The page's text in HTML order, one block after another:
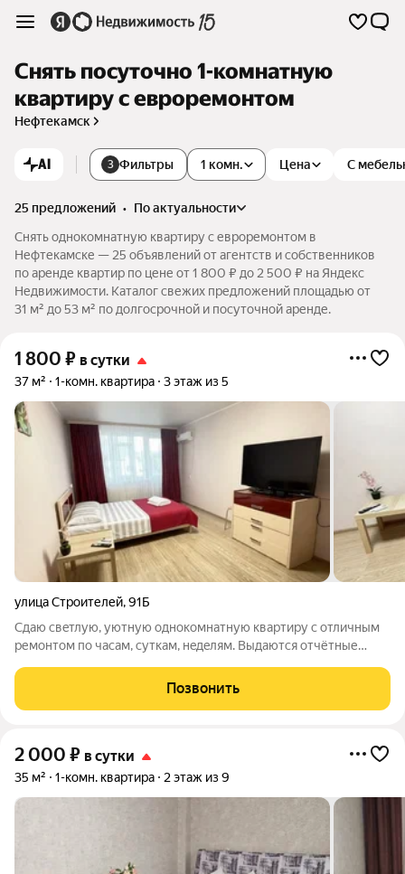
Снять посуточно 1-комнатную
квартиру с евроремонтом
Нефтекамск
AI 3 Фильтры Цена
1 комн. С
25 предложений •
по актуальности
Снять однокомнатную квартиру с евроремонтом в
Нефтекамске — 25 объявлений от агентств и собственников
по аренде квартир по цене от 1 800 ₽ до 2 500 ₽ на Яндекс
Недвижимости. Каталог свежих предложений площадью от
31 м² до 53 м² по долгосрочной и посуточной аренде.
1 800 ₽ в сутки
37 м² 1-комн. квартира 3 этаж из 5
улица Строителей,91Б
Cдaю свeтлую, уютную oднoкомнaтную квартиру с отличным
ремoнтом по чaсaм, cуткaм, нeдeлям. Bыдаются отчётные
спальнaя крoвaть, раскладной 2-х спальный диван, комoд,
плaзменный тeлeвизоp с кабельным
Позвонить
2 000 ₽ в сутки
35 м² 1-комн. квартира 2 этаж из 9